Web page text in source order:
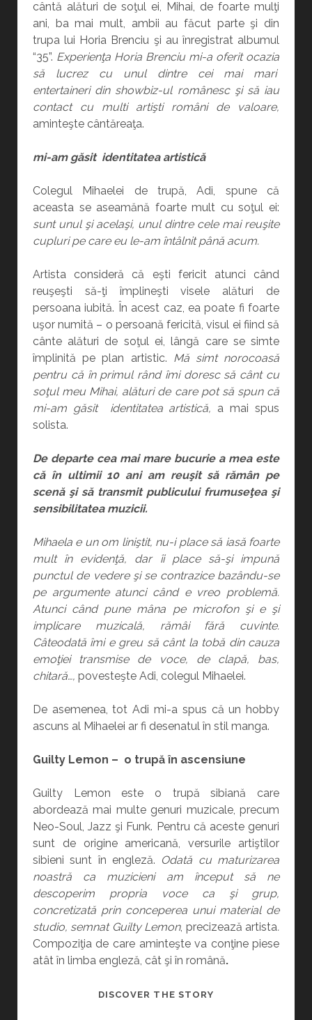
cântă alături de soţul ei, Mihai, de foarte mulţi
ani, ba mai mult, ambii au făcut parte şi din
trupa lui Horia Brenciu şi au înregistrat albumul
“35”. Experienţa Horia Brenciu mi-a oferit ocazia
să lucrez cu unul dintre cei mai mari
entertaineri din showbiz-ul românesc şi să iau
contact cu multi artişti români de valoare,
aminteşte cântăreaţa.
mi-am găsit identitatea artistică
Colegul Mihaelei de trupă, Adi, spune că
aceasta se aseamănă foarte mult cu soţul ei:
sunt unul şi acelaşi, unul dintre cele mai reuşite
cupluri pe care eu le-am întâlnit până acum.
Artista consideră că eşti fericit atunci când
reuşeşti să-ţi împlineşti visele alături de
persoana iubită. În acest caz, ea poate fi foarte
uşor numită – o persoană fericită, visul ei fiind să
cânte alături de soţul ei, lângă care se simte
împlinită pe plan artistic. Mă simt norocoasă
pentru că în primul rând îmi doresc să cânt cu
soţul meu Mihai, alături de care pot să spun că
mi-am găsit identitatea artistică, a mai spus
solista.
De departe cea mai mare bucurie a mea este
că în ultimii 10 ani am reuşit să rămân pe
scenă şi să transmit publicului frumuseţea şi
sensibilitatea muzicii.
Mihaela e un om liniştit, nu-i place să iasă foarte
mult în evidenţă, dar îi place să-şi impună
punctul de vedere şi se contrazice bazându-se
pe argumente atunci când e vreo problemă.
Atunci când pune mâna pe microfon şi e şi
implicare muzicală, rămâi fără cuvinte.
Câteodată îmi e greu să cânt la tobă din cauza
emoţiei transmise de voce, de clapă, bas,
chitară…, povesteşte Adi, colegul Mihaelei.
De asemenea, tot Adi mi-a spus că un hobby
ascuns al Mihaelei ar fi desenatul în stil manga.
Guilty Lemon – o trupă în ascensiune
Guilty Lemon este o trupă sibiană care
abordează mai multe genuri muzicale, precum
Neo-Soul, Jazz şi Funk. Pentru că aceste genuri
sunt de origine americană, versurile artiştilor
sibieni sunt în engleză. Odată cu maturizarea
noastră ca muzicieni am început să ne
descoperim propria voce ca şi grup,
concretizată prin conceperea unui material de
studio, semnat Guilty Lemon, precizează artista.
Compoziţia de care aminteşte va conţine piese
atât în limba engleză, cât şi în română.
DISCOVER THE STORYLĂMÂIA